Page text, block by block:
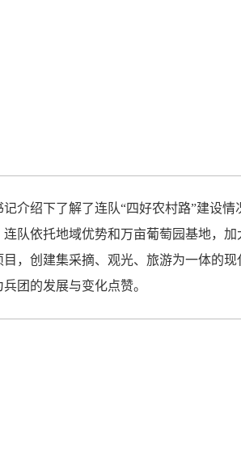
介绍下了解了连队“四好农村路”建设
队依托地域优势和万亩葡萄园基地，
，创建集采摘、观光、旅游为一体的
团的发展与变化点赞。